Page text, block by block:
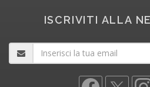
ISCRIVITI ALLA